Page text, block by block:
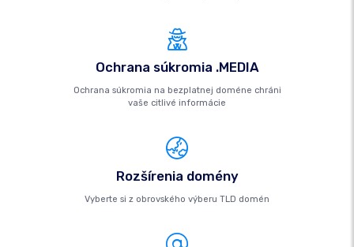
Ochrana súkromia .MEDIA
Ochrana súkromia na bezplatnej doméne chráni
vaše citlivé informácie
Rozšírenia domény
Vyberte si z obrovského výberu TLD domén